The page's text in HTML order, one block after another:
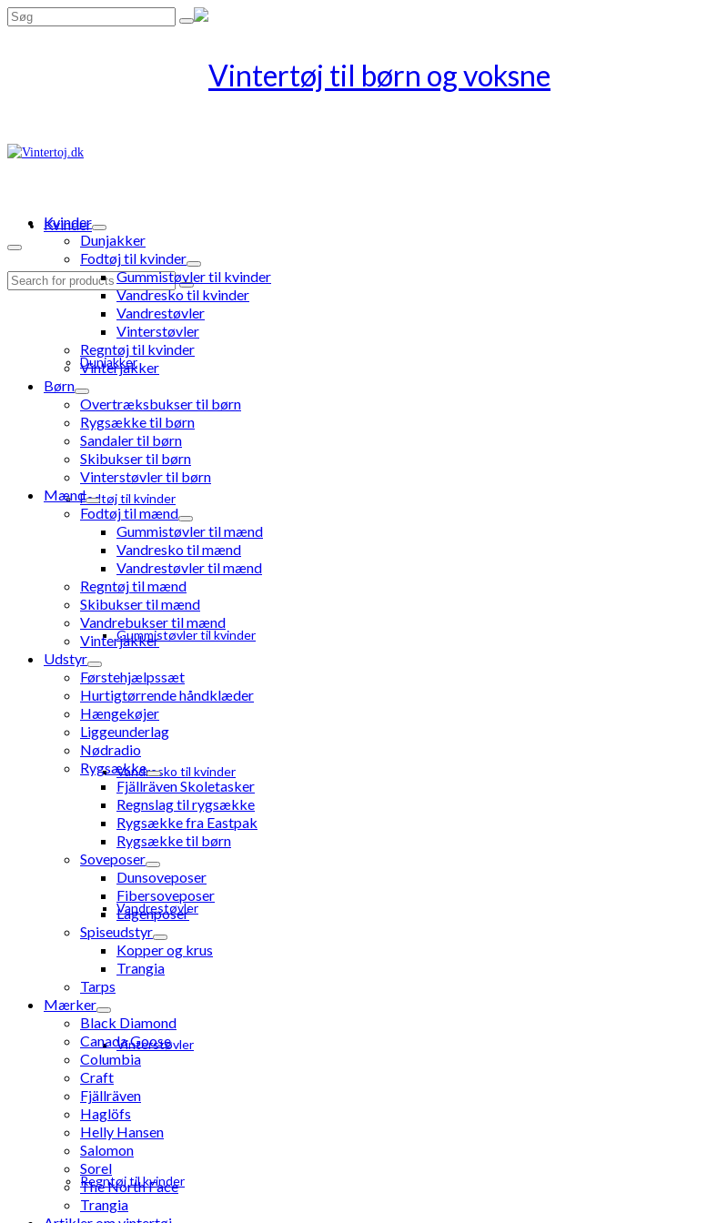
Search
Kvinder
Dunjakker
Fodtøj til kvinder
Gummistøvler til kvinder
Vandresko til kvinder
Vandrestøvler
Vinterstøvler
Regntøj til kvinder
Search
Kvinder
Dunjakker
Fodtøj til kvinder
Gummistøvler til kvinder
Vandresko til kvinder
Vandrestøvler
Vinterstøvler
Regntøj til kvinder
Vinterjakker
Børn
Overtræksbukser til børn
Rygsække til børn
Sandaler til børn
Skibukser til børn
Vinterstøvler til børn
Mænd
Fodtøj til mænd
Gummistøvler til mænd
Vandresko til mænd
Vandrestøvler til mænd
Regntøj til mænd
Skibukser til mænd
Vandrebukser til mænd
Vinterjakker
Udstyr
Førstehjælpssæt
Hurtigtørrende håndklæder
Hængekøjer
Liggeunderlag
Nødradio
Rygsække
Fjällräven Skoletasker
Regnslag til rygsække
Rygsække fra Eastpak
Rygsække til børn
Soveposer
Dunsoveposer
Fibersoveposer
Lagenposer
Spiseudstyr
Kopper og krus
Trangia
Tarps
Mærker
Black Diamond
Canada Goose
Columbia
Craft
Fjällräven
Haglöfs
Helly Hansen
Salomon
Sorel
The North Face
Trangia